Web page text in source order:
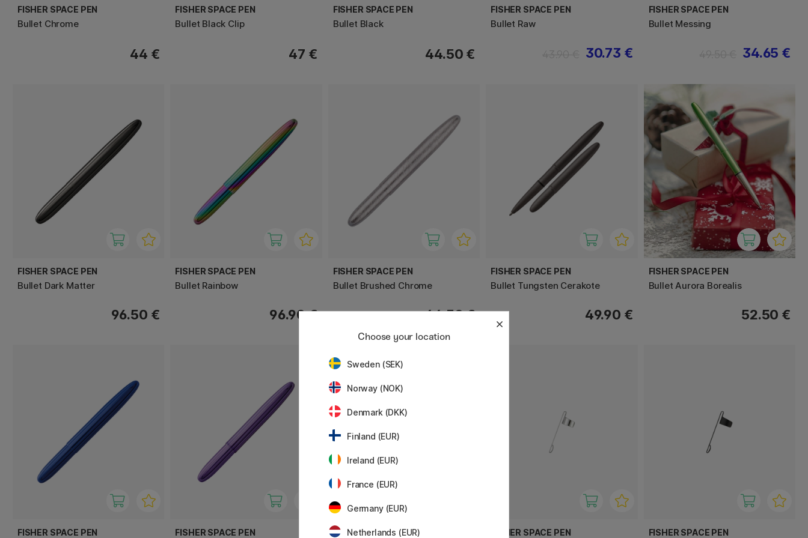
FISHER SPACE PEN
Bullet Chrome
44 €
FISHER SPACE PEN
Bullet Black Clip
47 €
FISHER SPACE PEN
Bullet Black
44.50 €
FISHER SPACE PEN
Bullet Raw
30.73 €
FISHER SPACE PEN
Bullet Messing
34.65 €
FISHER SPACE PEN
Bullet Dark Matter
96.50 €
FISHER SPACE PEN
Bullet Rainbow
96.90 €
FISHER SPACE PEN
Bullet Brushed Chrome
44.50 €
FISHER SPACE PEN
Bullet Tungsten Cerakote
49.90 €
FISHER SPACE PEN
Bullet Aurora Borealis
52.50 €
FISHER SPACE PEN FISHER SPACE PEN FISHER SPACE PEN FISHER SPACE PEN FISHER SPACE PEN
Choose your location
Sweden (SEK)
Norway (NOK)
Denmark (DKK)
Finland (EUR)
Ireland (EUR)
France (EUR)
Germany (EUR)
Netherlands (EUR)